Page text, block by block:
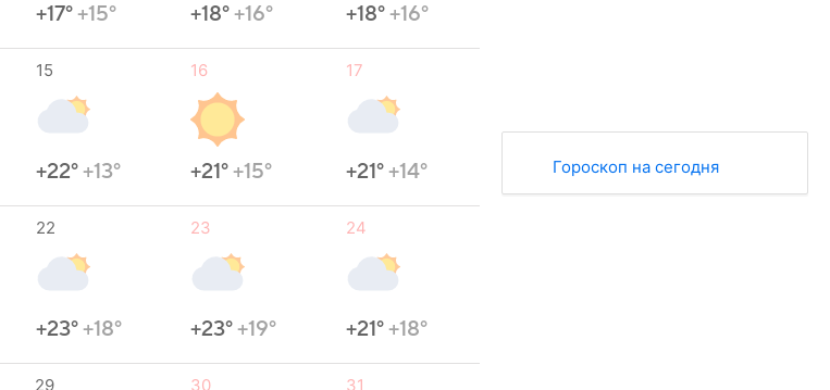
+17°+15° +18°+16° +18°+16°
15
+22°+13°
16
+21°+15°
17
+21°+14°
22
+23°+18°
23
+23°+19°
24
+21°+18°
29 30 31
Гороскоп на сегодня